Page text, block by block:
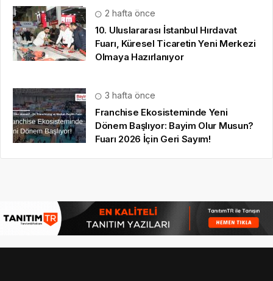
2 hafta önce
10. Uluslararası İstanbul Hırdavat
Fuarı, Küresel Ticaretin Yeni Merkezi
Olmaya Hazırlanıyor
3 hafta önce
Franchise Ekosisteminde Yeni
Dönem Başlıyor: Bayim Olur Musun?
Fuarı 2026 İçin Geri Sayım!